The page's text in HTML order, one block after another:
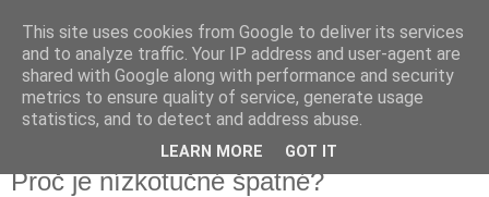
Fakečlánky
Věř všemu co tady vidíš.
středa 15. května 2019
Proč je nízkotučné špatné?
This site uses cookies from Google to deliver its services
and to analyze traffic. Your IP address and user-agent are
shared with Google along with performance and security
metrics to ensure quality of service, generate usage
statistics, and to detect and address abuse.
LEARN MORE GOT IT